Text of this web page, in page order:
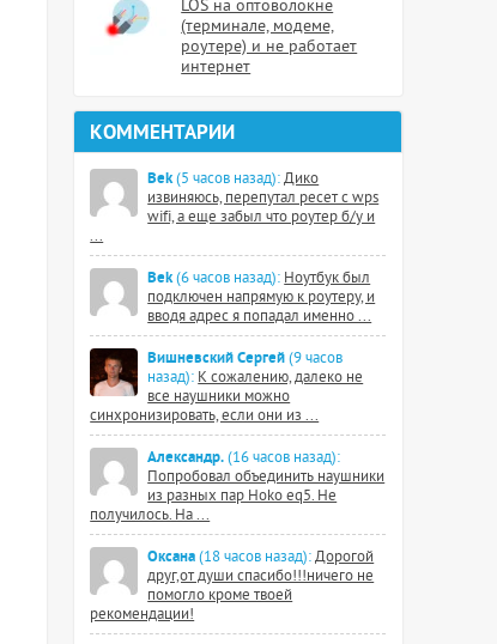
LOS на оптоволокне
(терминале, модеме,
роутере) и не работает
интернет
КОММЕНТАРИИ
Bek(5 часов назад): Дико
извиняюсь, перепутал ресет с wps
wifi, а еще забыл что роутер б/у и
...
Bek(6 часов назад): Ноутбук был
подключен напрямую к роутеру, и
вводя адрес я попадал именно ...
Вишневский Сергей (9 часов
назад): К сожалению, далеко не
все наушники можно
синхронизировать, если они из ...
Александр. (16 часов назад):
Попробовал объединить наушники
из разных пар Hoko eq5. Не
получилось. На ...
Оксана (18 часов назад): Дорогой
друг,от души спасибо!!!ничего не
помогло кроме твоей
рекомендации!